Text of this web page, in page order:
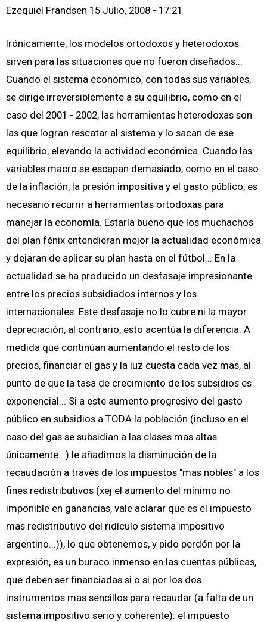
Ezequiel Frandsen 15 Julio, 2008 - 17:21
Irónicamente, los modelos ortodoxos y heterodoxos
sirven para las situaciones que no fueron diseñados...
Cuando el sistema económico, con todas sus variables,
se dirige irreversiblemente a su equilibrio, como en el
caso del 2001 - 2002, las herramientas heterodoxas son
las que logran rescatar al sistema y lo sacan de ese
equilibrio, elevando la actividad económica. Cuando las
variables macro se escapan demasiado, como en el caso
de la inflación, la presión impositiva y el gasto público, es
necesario recurrir a herramientas ortodoxas para
manejar la economía. Estaría bueno que los muchachos
del plan fénix entendieran mejor la actualidad económica
y dejaran de aplicar su plan hasta en el fútbol... En la
actualidad se ha producido un desfasaje impresionante
entre los precios subsidiados internos y los
internacionales. Este desfasaje no lo cubre ni la mayor
depreciación, al contrario, esto acentúa la diferencia. A
medida que continúan aumentando el resto de los
precios, financiar el gas y la luz cuesta cada vez mas, al
punto de que la tasa de crecimiento de los subsidios es
exponencial... Si a este aumento progresivo del gasto
público en subsidios a TODA la población (incluso en el
caso del gas se subsidian a las clases mas altas
únicamente...) le añadimos la disminución de la
recaudación a través de los impuestos "mas nobles" a los
fines redistributivos (xej el aumento del mínimo no
imponible en ganancias, vale aclarar que es el impuesto
mas redistributivo del ridículo sistema impositivo
argentino...)), lo que obtenemos, y pido perdón por la
expresión, es un buraco inmenso en las cuentas públicas,
que deben ser financiadas si o si por los dos
instrumentos mas sencillos para recaudar (a falta de un
sistema impositivo serio y coherente): el impuesto